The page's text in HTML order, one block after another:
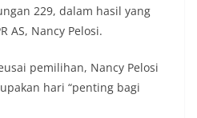
229, dalam hasil yang
AS, Nancy Pelosi.
pemilihan, Nancy Pelosi
hari “penting bagi